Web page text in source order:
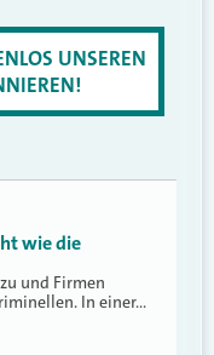
UNSEREN
wie die
und Firmen
In einer…